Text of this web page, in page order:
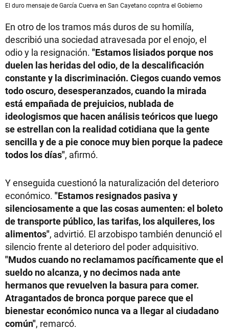
El duro mensaje de García Cuerva en San Cayetano copntra el Gobierno
En otro de los tramos más duros de su homilía,
describió una sociedad atravesada por el enojo, el
odio y la resignación. "Estamos lisiados porque nos
duelen las heridas del odio, de la descalificación
constante y la discriminación. Ciegos cuando vemos
todo oscuro, desesperanzados, cuando la mirada
está empañada de prejuicios, nublada de
ideologismos que hacen análisis teóricos que luego
se estrellan con la realidad cotidiana que la gente
sencilla y de a pie conoce muy bien porque la padece
todos los días", afirmó.
Y enseguida cuestionó la naturalización del deterioro
económico. "Estamos resignados pasiva y
silenciosamente a que las cosas aumenten: el boleto
de transporte público, las tarifas, los alquileres, los
alimentos", advirtió. El arzobispo también denunció el
silencio frente al deterioro del poder adquisitivo.
"Mudos cuando no reclamamos pacíficamente que el
sueldo no alcanza, y no decimos nada ante
hermanos que revuelven la basura para comer.
Atragantados de bronca porque parece que el
bienestar económico nunca va a llegar al ciudadano
común", remarcó.